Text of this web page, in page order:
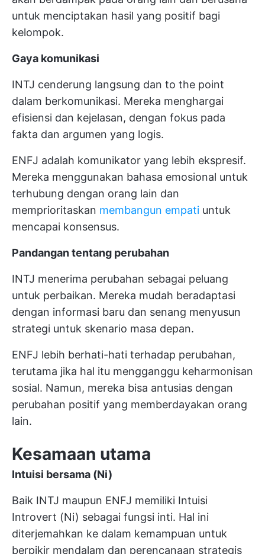
untuk menciptakan hasil yang positif bagi
kelompok.
Gaya komunikasi
INTJ cenderung langsung dan to the point
dalam berkomunikasi. Mereka menghargai
efisiensi dan kejelasan, dengan fokus pada
fakta dan argumen yang logis.
ENFJ adalah komunikator yang lebih ekspresif.
Mereka menggunakan bahasa emosional untuk
terhubung dengan orang lain dan
memprioritaskan membangun empati untuk
mencapai konsensus.
Pandangan tentang perubahan
INTJ menerima perubahan sebagai peluang
untuk perbaikan. Mereka mudah beradaptasi
dengan informasi baru dan senang menyusun
strategi untuk skenario masa depan.
ENFJ lebih berhati-hati terhadap perubahan,
terutama jika hal itu mengganggu keharmonisan
sosial. Namun, mereka bisa antusias dengan
perubahan positif yang memberdayakan orang
lain.
Kesamaan utama
Intuisi bersama (Ni)
Baik INTJ maupun ENFJ memiliki Intuisi
Introvert (Ni) sebagai fungsi inti. Hal ini
diterjemahkan ke dalam kemampuan untuk
berpikir mendalam dan perencanaan strategis